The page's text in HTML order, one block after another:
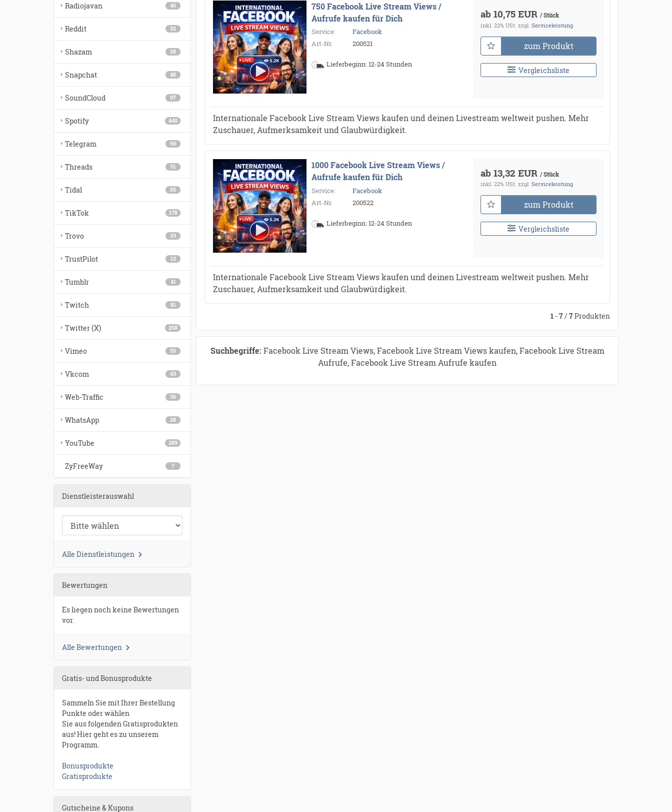
750 Facebook Live Stream Views /
Aufrufe kaufen für Dich
Service:
Facebook
Art-Nr.
200521
Lieferbeginn: 12-24 Stunden
ab 10,75 EUR / Stück
inkl. 22% USt. zzgl. Serviceleistung
zum Produkt
Vergleichsliste
Internationale Facebook Live Stream Views kaufen und deinen Livestream weltweit pushen. Mehr
Zuschauer, Aufmerksamkeit und Glaubwürdigkeit.
1000 Facebook Live Stream Views /
Aufrufe kaufen für Dich
Service:
Facebook
Art-Nr.
200522
Lieferbeginn: 12-24 Stunden
ab 13,32 EUR / Stück
inkl. 22% USt. zzgl. Serviceleistung
zum Produkt
Vergleichsliste
Internationale Facebook Live Stream Views kaufen und deinen Livestream weltweit pushen. Mehr
Zuschauer, Aufmerksamkeit und Glaubwürdigkeit.
1-7/ 7Produkten
Suchbegriffe: Facebook Live Stream Views, Facebook Live Stream Views kaufen, Facebook Live Stream
Aufrufe, Facebook Live Stream Aufrufe kaufen
45
Radiojavan
32
Reddit
28
Shazam
48
Snapchat
97
SoundCloud
440
Spotify
90
Telegram
51
Threads
55
Tidal
178
TikTok
33
Trovo
12
TrustPilot
41
Tumblr
81
Twitch
258
Twitter (X)
55
Vimeo
43
Vkcom
36
Web-Traffic
28
WhatsApp
289
YouTube
7
ZyFreeWay
Dienstleisterauswahl
Alle Dienstleistungen
Bewertungen
Es liegen noch keine Bewertungen
vor.
Alle Bewertungen
Gratis- und Bonusprodukte
Sammeln Sie mit Ihrer Bestellung
Punkte oder wählen
Sie aus folgenden Gratisprodukten
aus! Hier geht es zu unserem
Programm.
Bonusprodukte
Gratisprodukte
Gutscheine & Kupons